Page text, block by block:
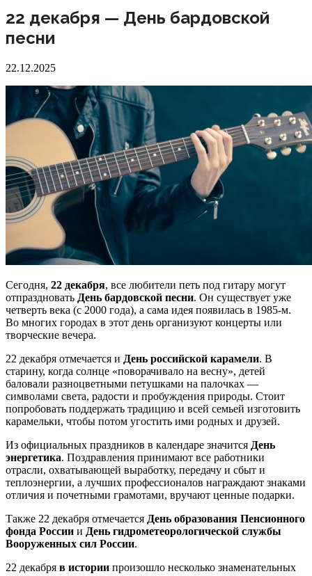
22 декабря — День бардовской
песни
22.12.2025
Сегодня, 22 декабря, все любители петь под гитару могут
отпраздновать День бардовской песни. Он существует уже
четверть века (с 2000 года), а сама идея появилась в 1985-м.
Во многих городах в этот день организуют концерты или
творческие вечера.
22 декабря отмечается и День российской карамели. В
старину, когда солнце «поворачивало на весну», детей
баловали разноцветными петушками на палочках —
символами света, радости и пробуждения природы. Стоит
попробовать поддержать традицию и всей семьей изготовить
карамельки, чтобы потом угостить ими родных и друзей.
Из официальных праздников в календаре значится День
энергетика. Поздравления принимают все работники
отрасли, охватывающей выработку, передачу и сбыт и
теплоэнергии, а лучших профессионалов награждают знаками
отличия и почетными грамотами, вручают ценные подарки.
Также 22 декабря отмечается День образования Пенсионного
фонда России и День гидрометеорологической службы
Вооруженных сил России.
22 декабря в истории произошло несколько знаменательных